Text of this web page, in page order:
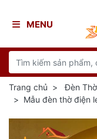
MENU
Trang chủ
Đèn Thờ
Mẫu đèn thờ điện